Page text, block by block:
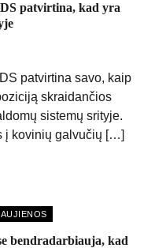
patvirtina, kad yra
patvirtina savo, kaip
skraidančios
sistemų srityje.
į kovinių galvučių […]
bendradarbiauja, kad